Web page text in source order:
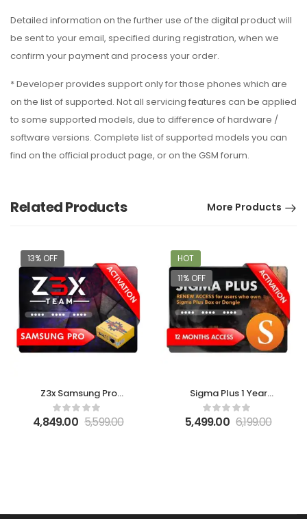
Detailed information on the further use of the digital product will
be sent to your email, specified during registration, when we
confirm your payment and process your order.
* Developer provides support only for those phones which are
on the list of supported. Not all servicing features can be applied
to some supported models, due to difference of hardware /
software versions. Complete list of supported models you can
find on the official product page, or on the GSM forum.
Related Products More Products
13% OFF
Z3x Samsung Pro
Update
4,849.00 5,599.00
HOT
11% OFF
Sigma Plus 1 Year
Access Activation
5,499.00 6,199.00